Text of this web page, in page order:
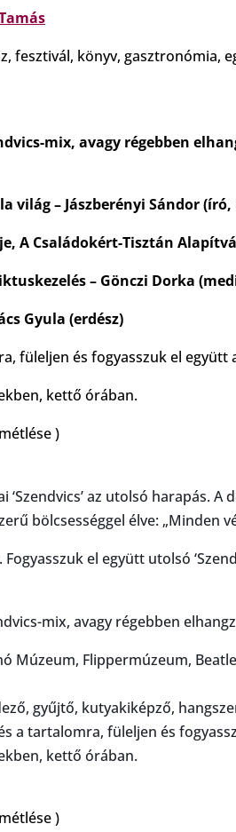
fesztivál, könyv, gasztronómia,
mix, avagy régebben
világ – Jászberényi Sándor
A Családokért-Tisztán
– Gönczi Dorka
Gyula (erdész)
füleljen és fogyasszuk el együtt
kettő órában.
)
‘Szendvics’ az utolsó harapás.
bölcsességgel élve: „Minden
el együtt utolsó
mix, avagy régebben
Múzeum, Flippermúzeum,
gyűjtő, kutyakiképző,
a tartalomra, füleljen és
kettő órában.
)